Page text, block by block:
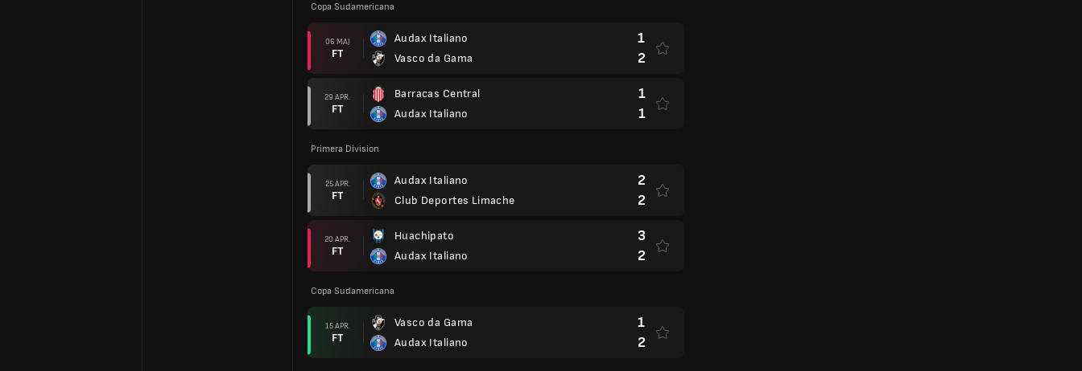
Copa Sudamericana
06 MAJ
FT
Audax Italiano
Vasco da Gama
1
2
29 APR.
FT
Barracas Central
Audax Italiano
1
1
Primera Division
25 APR.
FT
Audax Italiano
Club Deportes Limache
2
2
20 APR.
FT
Huachipato
Audax Italiano
3
2
Copa Sudamericana
15 APR.
FT
Vasco da Gama
Audax Italiano
1
2